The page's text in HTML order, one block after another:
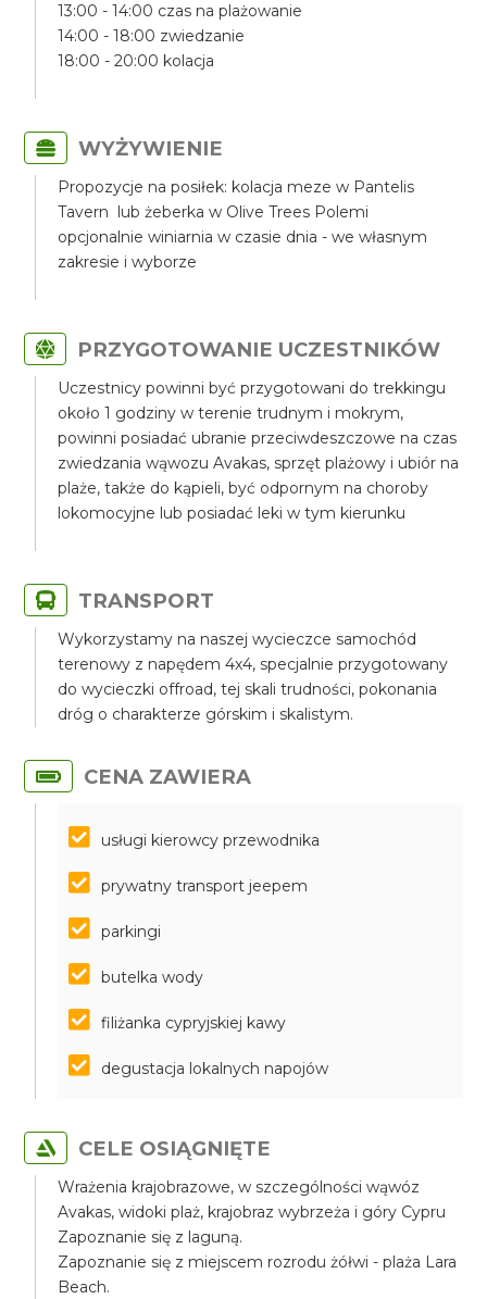
13:00 - 14:00 czas na plażowanie
14:00 - 18:00 zwiedzanie
18:00 - 20:00 kolacja
WYŻYWIENIE
Propozycje na posiłek: kolacja meze w Pantelis
Tavern lub żeberka w Olive Trees Polemi
opcjonalnie winiarnia w czasie dnia - we własnym
zakresie i wyborze
PRZYGOTOWANIE UCZESTNIKÓW
Uczestnicy powinni być przygotowani do trekkingu
około 1 godziny w terenie trudnym i mokrym,
powinni posiadać ubranie przeciwdeszczowe na czas
zwiedzania wąwozu Avakas, sprzęt plażowy i ubiór na
plaże, także do kąpieli, być odpornym na choroby
lokomocyjne lub posiadać leki w tym kierunku
TRANSPORT
Wykorzystamy na naszej wycieczce samochód
terenowy z napędem 4x4, specjalnie przygotowany
do wycieczki offroad, tej skali trudności, pokonania
dróg o charakterze górskim i skalistym.
CENA ZAWIERA
usługi kierowcy przewodnika
prywatny transport jeepem
parkingi
butelka wody
filiżanka cypryjskiej kawy
degustacja lokalnych napojów
CELE OSIĄGNIĘTE
Wrażenia krajobrazowe, w szczególności wąwóz
Avakas, widoki plaż, krajobraz wybrzeża i góry Cypru
Zapoznanie się z laguną.
Zapoznanie się z miejscem rozrodu żółwi - plaża Lara
Beach.